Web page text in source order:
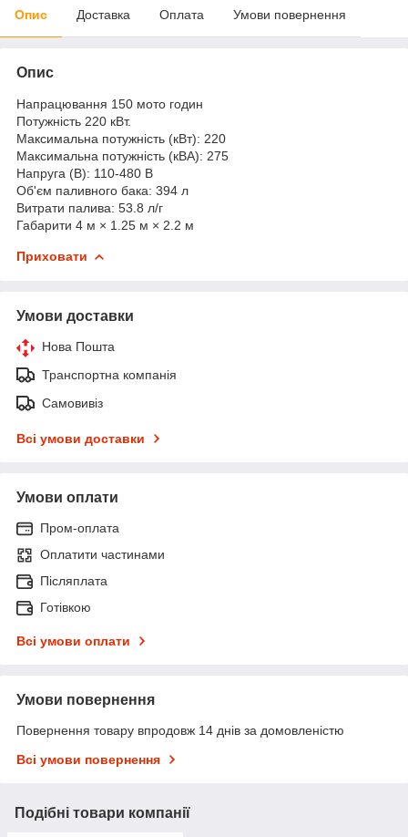
Опис Доставка Оплата Умови повернення
Опис
Напрацювання 150 мото годин
Потужність 220 кВт.
Максимальна потужність (кВт): 220
Максимальна потужність (кВА): 275
Напруга (В): 110-480 В
Об'єм паливного бака: 394 л
Витрати палива: 53.8 л/г
Габарити 4 м × 1.25 м × 2.2 м
Приховати
Умови доставки
Нова Пошта
Транспортна компанія
Самовивіз
Всі умови доставки
Умови оплати
Пром-оплата
Оплатити частинами
Післяплата
Готівкою
Всі умови оплати
Умови повернення
Повернення товару впродовж 14 днів за домовленістю
Всі умови повернення
Подібні товари компанії